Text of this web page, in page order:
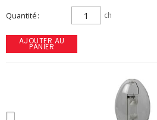
Quantité ch
AJOUTER AU
PANIER